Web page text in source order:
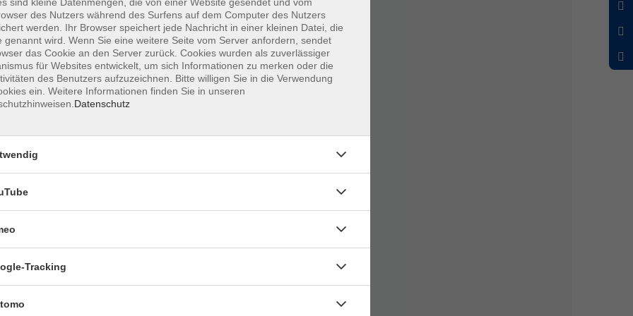
vermittelt wurden sind erforderlich.
Xpert Business-Prüfung (180 Minuten) ablegen.
an. Über die bestandene Prüfung erhalten
spätestens 5 Wochen vor Prüfungstermin in
Abschlüsse einbringen:
des Nutzers während des Surfens auf dem Computer des Nutzers
werden. Ihr Browser speichert jede Nachricht in einer kleinen Datei, die
genannt wird. Wenn Sie eine weitere Seite vom Server anfordern, sendet
das Cookie an den Server zurück. Cookies wurden als zuverlässiger
für Websites entwickelt, um sich Informationen zu merken oder die
des Benutzers aufzuzeichnen. Bitte willigen Sie in die Verwendung
ein. Weitere Informationen finden Sie in unseren
Datenschutz
Tracking